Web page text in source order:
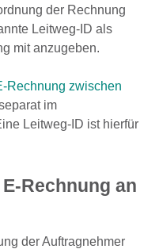
der Rechnung
Leitweg-ID als
mit anzugeben.
Rechnung zwischen
im
Leitweg-ID ist hierfür
Rechnung an
der Auftragnehmer